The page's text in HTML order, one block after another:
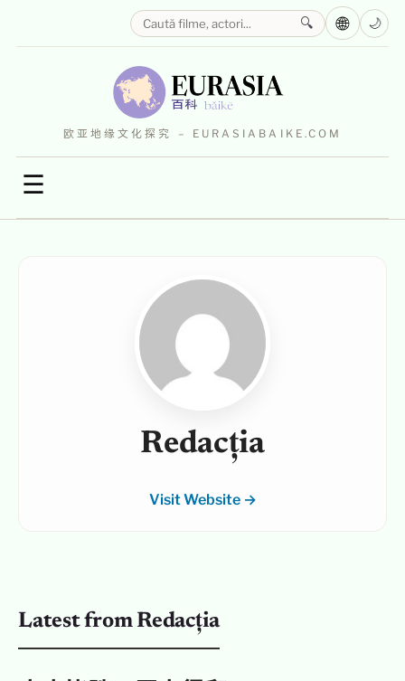
欧亚地缘文化探究 – EURASIABAIKE.COM
☰
🔍 🌐 🌙
Redacția
Visit Website →
Latest from Redacția